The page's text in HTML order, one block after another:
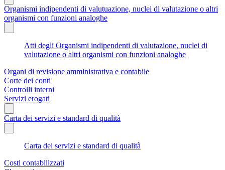
Organismi indipendenti di valutuazione, nuclei di valutazione o altri
organismi con funzioni analoghe
Atti degli Organismi indipendenti di valutazione, nuclei di
valutazione o altri organismi con funzioni analoghe
Organi di revisione amministrativa e contabile
Corte dei conti
Controlli interni
Servizi erogati
Carta dei servizi e standard di qualità
Carta dei servizi e standard di qualità
Costi contabilizzati